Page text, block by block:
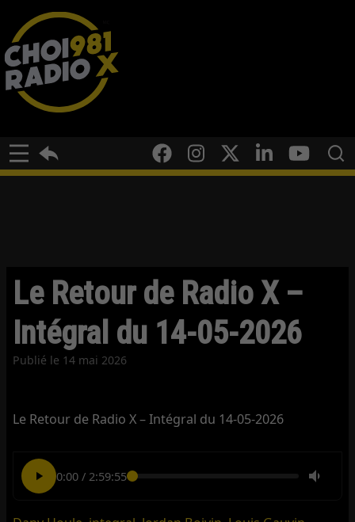
Le Retour de Radio X –
Intégral du 14-05-2026
Publié le 14 mai 2026
Le Retour de Radio X – Intégral du 14-05-2026
0:00/ 2:59:55